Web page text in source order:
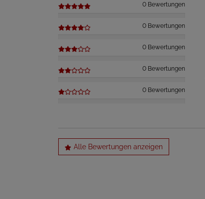
0 Bewertungen
0 Bewertungen
0 Bewertungen
0 Bewertungen
0 Bewertungen
Alle Bewertungen anzeigen